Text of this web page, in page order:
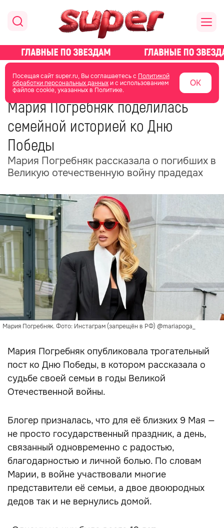
Посещая сайт super.ru, Вы соглашаетесь с Политикой
обработки персональных данныхи с использованием
файлов cookie, указанных в Политике.
ОК
главная новости о звездах новости
09 мая 07:40
Мария Погребняк поделилась
семейной историей ко Дню
Победы
Мария Погребняк рассказала о погибших в
Великую отечественную войну прадедах
Мария Погребняк. Фото: Инстаграм (запрещён в РФ) @mariapoga_
Мария Погребняк опубликовала трогательный
пост ко Дню Победы, в котором рассказала о
судьбе своей семьи в годы Великой
Отечественной войны.
Блогер призналась, что для её близких 9 Мая —
не просто государственный праздник, а день,
связанный одновременно с радостью,
благодарностью и личной болью. По словам
Марии, в войне участвовали многие
представители её семьи, а двое двоюродных
дедов так и не вернулись домой.